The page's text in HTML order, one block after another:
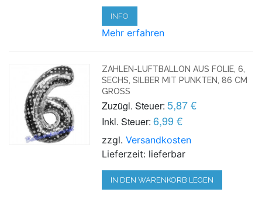
INFO
Mehr erfahren
ZAHLEN-LUFTBALLON AUS FOLIE, 6,
SECHS, SILBER MIT PUNKTEN, 86 CM
GROSS
Zuzügl. Steuer: 5,87 €
Inkl. Steuer: 6,99 €
zzgl.Versandkosten
Lieferzeit: lieferbar
IN DEN WARENKORB LEGEN